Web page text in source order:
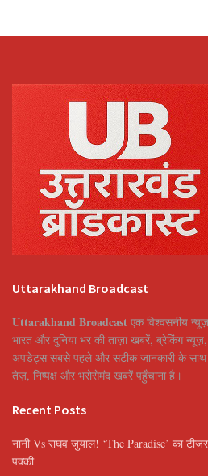
Uttarakhand Broadcast
Uttarakhand Broadcast एक विश्वसनीय
भारत और दुनिया भर की ताज़ा खबरें, ब्रेकिंग
अपडेट्स सबसे पहले और सटीक जानकारी के साथ
तेज़, निष्पक्ष और भरोसेमंद खबरें पहुँचाना है।
Recent Posts
नानी Vs राघव जुयाल! ‘The Paradise’ का
पक्की